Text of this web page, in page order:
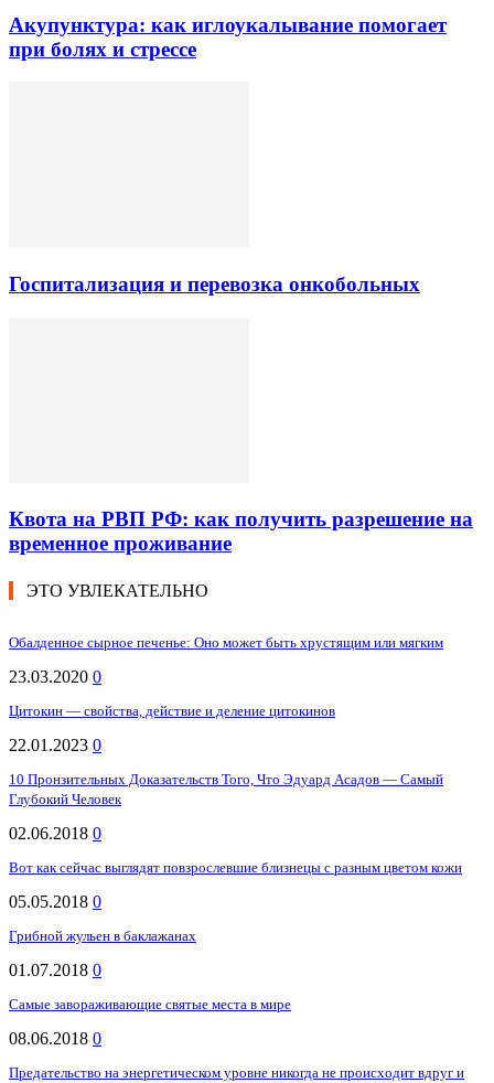
Акупунктура: как иглоукалывание помогает
при болях и стрессе
Госпитализация и перевозка онкобольных
Квота на РВП РФ: как получить разрешение на
временное проживание
ЭТО УВЛЕКАТЕЛЬНО
Обалденное сырное печенье: Оно может быть хрустящим или мягким
23.03.2020 0
Цитокин — свойства, действие и деление цитокинов
22.01.2023 0
10 Пронзительных Доказательств Того, Что Эдуард Асадов — Самый
Глубокий Человек
02.06.2018 0
Вот как сейчас выглядят повзрослевшие близнецы с разным цветом кожи
05.05.2018 0
Грибной жульен в баклажанах
01.07.2018 0
Самые завораживающие святые места в мире
08.06.2018 0
Предательство на энергетическом уровне никогда не происходит вдруг и